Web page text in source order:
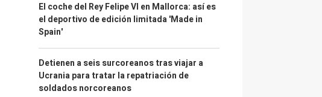
El coche del Rey Felipe VI en Mallorca: así es
el deportivo de edición limitada 'Made in
Spain'
Detienen a seis surcoreanos tras viajar a
Ucrania para tratar la repatriación de
soldados norcoreanos